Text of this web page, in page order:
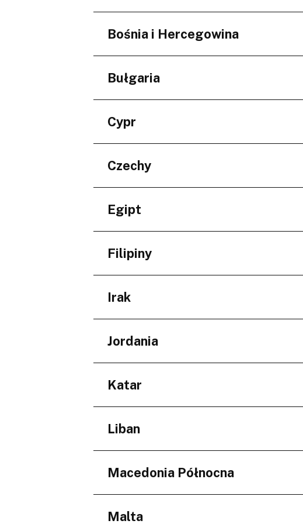
Niederösterreich
Regiony
Minskaja voblasć
Bośnia i Hercegowina
Regiony
Federacija Bosne i Hercegovine
Bułgaria
Regiony
Burgas
Varna
Cypr
Regiony
Larnaka
Czechy
Regiony
Jihomoravský kraj
Egipt
Regiony
Giza Governorate
Filipiny
Regiony
Central Visayas
Irak
Regiony
Baghdad Governorate
Jordania
Regiony
Amman Governorate
Katar
Regiony
بلدية الريان
Liban
Regiony
Jabal Lubnan
Macedonia Północna
Regiony
Malta